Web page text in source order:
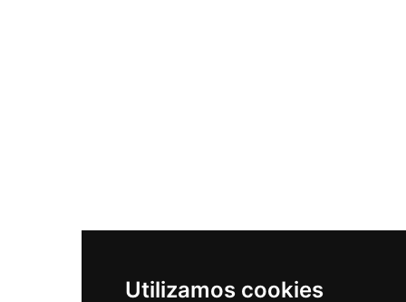
Utilizamos cookies